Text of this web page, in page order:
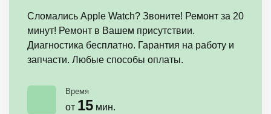
Сломались Apple Watch? Звоните! Ремонт за 20
минут! Ремонт в Вашем присутствии.
Диагностика бесплатно. Гарантия на работу и
запчасти. Любые способы оплаты.
Время
от 15 мин.